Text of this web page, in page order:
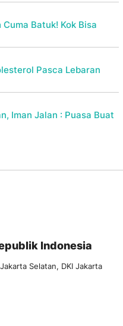
Batuk! Kok Bisa
Pasca Lebaran
Iman Jalan : Puasa Buat
Indonesia
Selatan, DKI Jakarta